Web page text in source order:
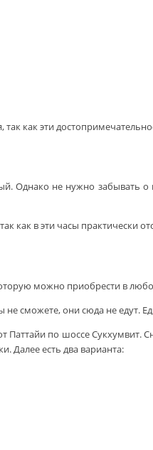
как эти
Однако не нужно
как в эти часы практически
можно приобрести в
сможете, они сюда не едут.
Паттайи по шоссе Сукхумвит.
Далее есть два варианта: